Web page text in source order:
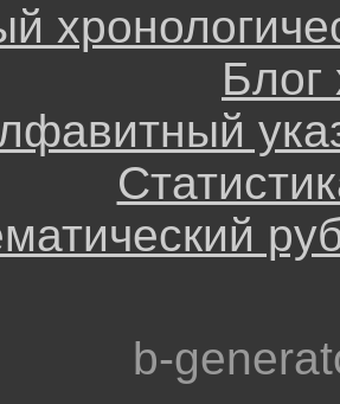
Блог
b-